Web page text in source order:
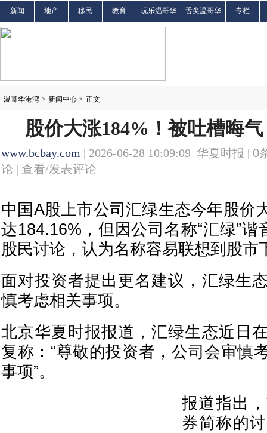
新闻 地产 移民 教育 玩乐温哥华 舌尖温哥华 专栏
温哥华港湾 > 新闻中心 > 正文
股价大涨184%！被吐槽晦
www.bcbay.com | 2026-06-28 10:09:09 华夏时报 | 0
论 | 查看/发表评论
中国A股上市公司汇绿生态今年股价
达184.16%，但因公司名称“汇绿”谐
股民讨论，认为名称容易联想到股
面对投资者提出更名建议，汇绿生
慎考虑相关事项。
北京华夏时报报道，汇绿生态近日
复称：“尊敬的投资者，公司会审慎
事项”。
报道指出
券简称的